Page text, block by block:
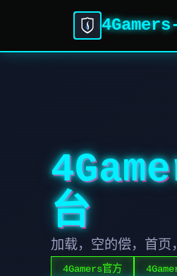
台
加载，空的偿，首页
4Gamers官方